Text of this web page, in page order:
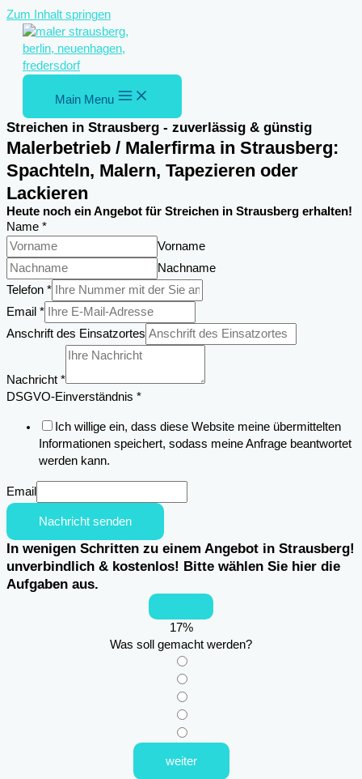
Zum Inhalt springen
Main Menu
Streichen in Strausberg - zuverlässig & günstig
Malerbetrieb / Malerfirma in Strausberg:
Spachteln, Malern, Tapezieren oder
Lackieren
Heute noch ein Angebot für Streichen in Strausberg erhalten!
Name *
Vorname
Nachname
Telefon *
Anschrift
DSGVO-
Einverständnis
Einsatzortes
Email *
Anschrift des Einsatzortes
Nachricht *
DSGVO-Einverständnis *
Ich willige ein, dass diese Website meine übermittelten
Informationen speichert, sodass meine Anfrage beantwortet
werden kann.
Email
Nachricht senden
In wenigen Schritten zu einem Angebot in Strausberg!
unverbindlich & kostenlos! Bitte wählen Sie hier die
Aufgaben aus.
17%
Was soll gemacht werden?
weiter